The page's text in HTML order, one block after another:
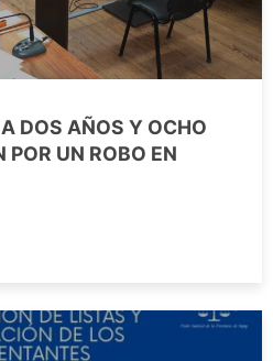
DOS AÑOS Y OCHO
POR UN ROBO EN